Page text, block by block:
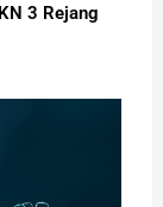
3 Rejang